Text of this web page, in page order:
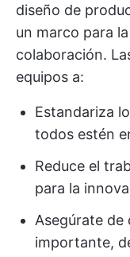
diseño de
un marco para
colaboración.
equipos a:
Estandariza
todos estén
Reduce el
para la
Asegúrate de
importante,